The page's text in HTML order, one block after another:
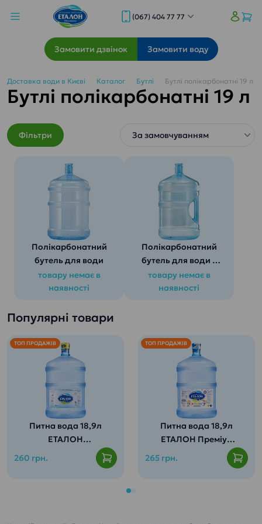
(067) 404 77 77
Замовити дзвінок Замовити воду
Доставка води в Києві Каталог Бутлі Бутлі полікарбонатні 19 л
Бутлі полікарбонатні 19 л
Фільтри
Полікарбонатний
бутель для води
товару немає в
наявності
Полікарбонатний
бутель для води з
ручкою
товару немає в
наявності
Популярні товари
ТОП ПРОДАЖІВ
Питна вода 18,9л
ЕТАЛОН
260 грн.
ТОП ПРОДАЖІВ
Питна вода 18,9л
ЕТАЛОН Преміум
(для дітей від 3
265 грн.